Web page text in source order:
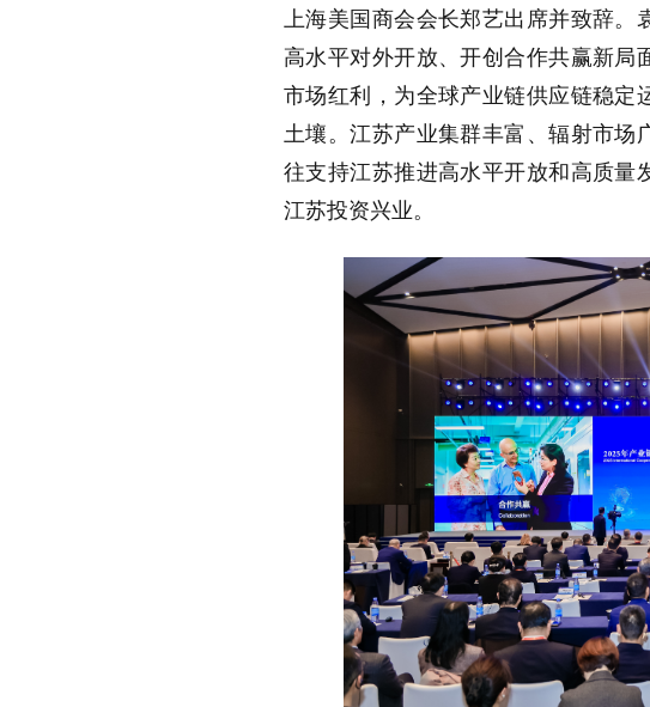
上海美国商会会长郑艺出席并致辞。
高水平对外开放、开创合作共赢新局
市场红利，为全球产业链供应链稳定
土壤。江苏产业集群丰富、辐射市场
往支持江苏推进高水平开放和高质量
江苏投资兴业。